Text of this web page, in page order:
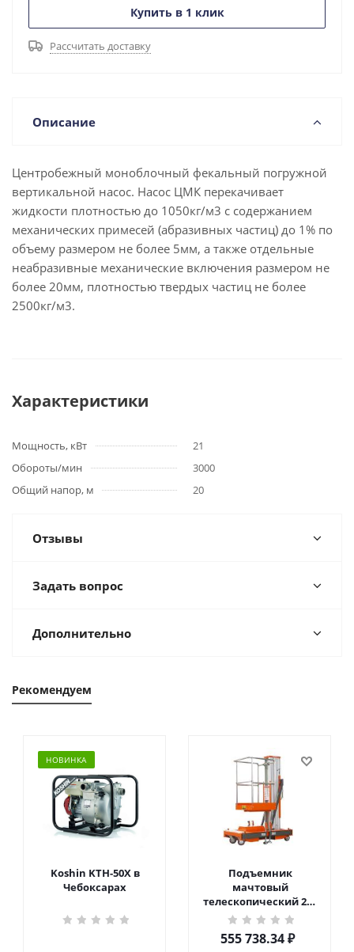
Купить в 1 клик
Рассчитать доставку
Описание
Центробежный моноблочный фекальный погружной
вертикальной насос. Насос ЦМК перекачивает
жидкости плотностью до 1050кг/м3 с содержанием
механических примесей (абразивных частиц) до 1% по
объему размером не более 5мм, а также отдельные
неабразивные механические включения размером не
более 20мм, плотностью твердых частиц не более
2500кг/м3.
Характеристики
Мощность, кВт
21
Обороты/мин
3000
Общий напор, м
20
Отзывы
Задать вопрос
Дополнительно
Рекомендуем
НОВИНКА
Koshin KTH-50X в
Чебоксарах
Подъемник
мачтовый
телескопический 200
кг 6 м TOR GTWY6-200S
DC 2-мачтовый
(автономный) (G) в
555 738.34₽